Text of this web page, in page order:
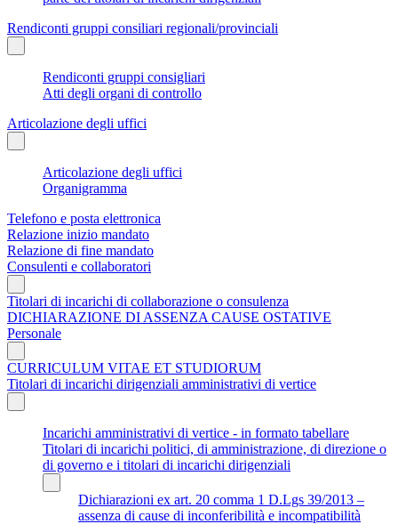
Rendiconti gruppi consiliari regionali/provinciali
Rendiconti gruppi consigliari
Atti degli organi di controllo
Articolazione degli uffici
Articolazione degli uffici
Organigramma
Telefono e posta elettronica
Relazione inizio mandato
Relazione di fine mandato
Consulenti e collaboratori
Titolari di incarichi di collaborazione o consulenza
DICHIARAZIONE DI ASSENZA CAUSE OSTATIVE
Personale
CURRICULUM VITAE ET STUDIORUM
Titolari di incarichi dirigenziali amministrativi di vertice
Incarichi amministrativi di vertice - in formato tabellare
Titolari di incarichi politici, di amministrazione, di direzione o
di governo e i titolari di incarichi dirigenziali
Dichiarazioni ex art. 20 comma 1 D.Lgs 39/2013 –
assenza di cause di inconferibilità e incompatibilità